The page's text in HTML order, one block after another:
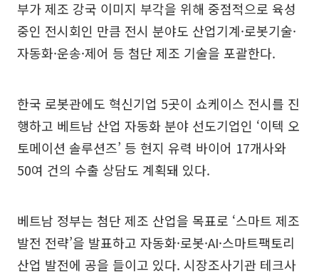
부가 제조 강국 이미지 부각을 위해 중점적으로 육성
중인 전시회인 만큼 전시 분야도 산업기계·로봇기술·
자동화·운송·제어 등 첨단 제조 기술을 포괄한다.
한국 로봇관에도 혁신기업 5곳이 쇼케이스 전시를 진
행하고 베트남 산업 자동화 분야 선도기업인 ‘이텍 오
토메이션 솔루션즈’ 등 현지 유력 바이어 17개사와
50여 건의 수출 상담도 계획돼 있다.
베트남 정부는 첨단 제조 산업을 목표로 ‘스마트 제조
발전 전략’을 발표하고 자동화·로봇·AI·스마트팩토리
산업 발전에 공을 들이고 있다. 시장조사기관 테크사